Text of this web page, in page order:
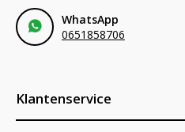
WhatsApp
0651858706
Klantenservice